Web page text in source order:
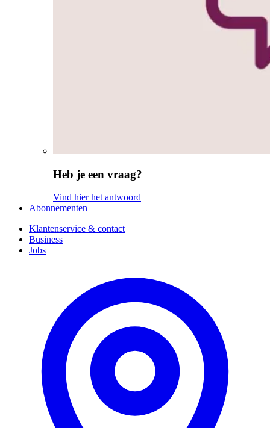
Heb je een vraag?
Vind hier het antwoord
Abonnementen
Klantenservice & contact
Business
Jobs